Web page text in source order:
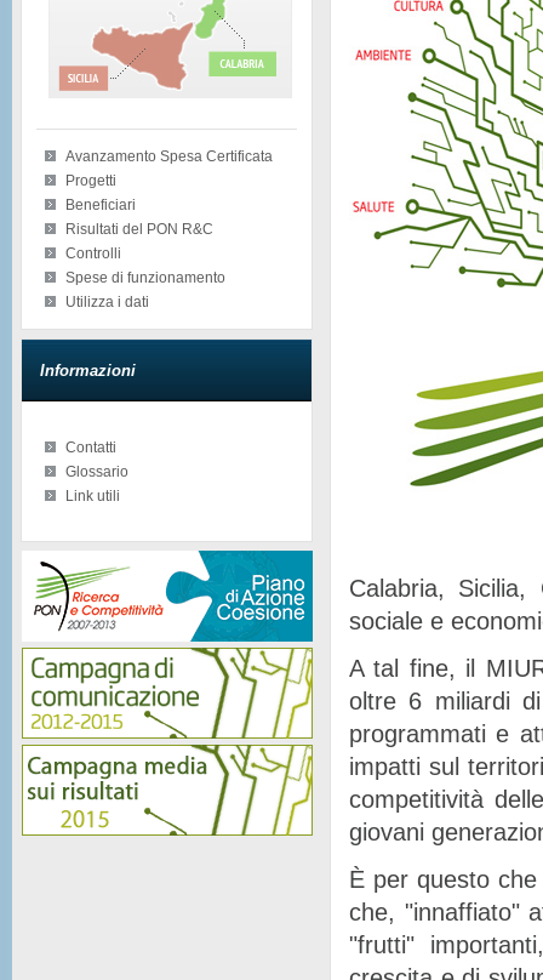
Avanzamento Spesa Certificata
Progetti
Beneficiari
Risultati del PON R&C
Controlli
Spese di funzionamento
Utilizza i dati
Informazioni
Contatti
Glossario
Link utili
Calabria, Sicilia,
sociale e
A tal fine, il
oltre 6 miliardi
programmati e
impatti sul
competitività
giovani
È per questo
che, "innaffiato"
"frutti"